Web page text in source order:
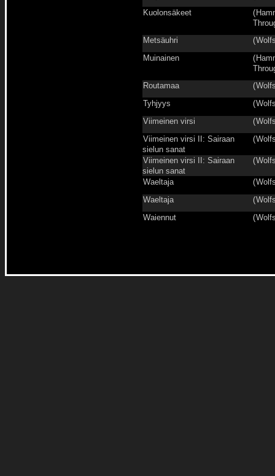
Kuolonsäkeet
(
Metsäuhri
(
Muinainen
(
Routamaa
(
Tyhjyys
(
Viimeinen virsi
(
Viimeinen virsi II: Sairaan
sielun sanat
(
Viimeinen virsi II: Sairaan
sielun sanat
(
Waeltaja (
Waeltaja
(
Waiennut
(